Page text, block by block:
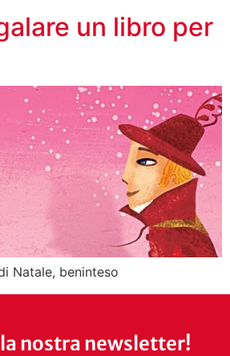
un libro per
Natale, beninteso
nostra newsletter!